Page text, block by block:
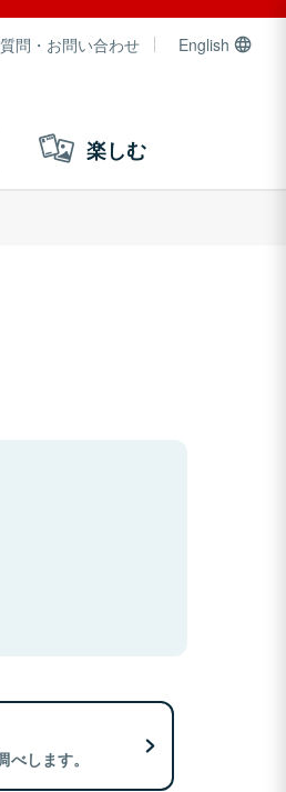
問・お問い合わせ English
楽しむ
します。